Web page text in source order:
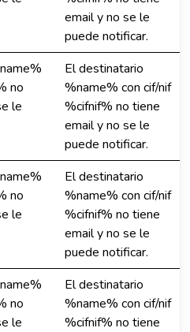
email y no se le
puede notificar.
no
le
El destinatario
%name% con cif/nif
%cifnif% no tiene
email y no se le
puede notificar.
no
le
El destinatario
%name% con cif/nif
%cifnif% no tiene
email y no se le
puede notificar.
no
le
El destinatario
%name% con cif/nif
%cifnif% no tiene